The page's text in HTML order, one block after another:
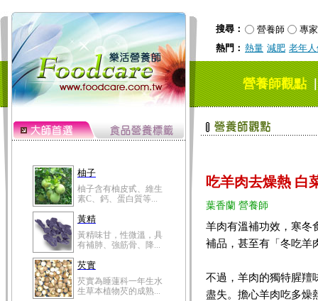
搜尋： 營養師
專家
熱門： 熱量 減肥 老年
營養師觀點
柚子
柚子含有柚皮甙、維生
素C、鈣、蛋白質等...
黃精
黃精味甘，性微溫，具
有補肺、強筋骨、降...
芡實
芡實為睡蓮科一年生水
生草本植物芡的成熟...
吃羊肉去燥熱 白
葉香蘭 營養師
羊肉有溫補功效，寒冬
補品，甚至有「冬吃羊
不過，羊肉的獨特腥羶
盡失。擔心羊肉吃多燥